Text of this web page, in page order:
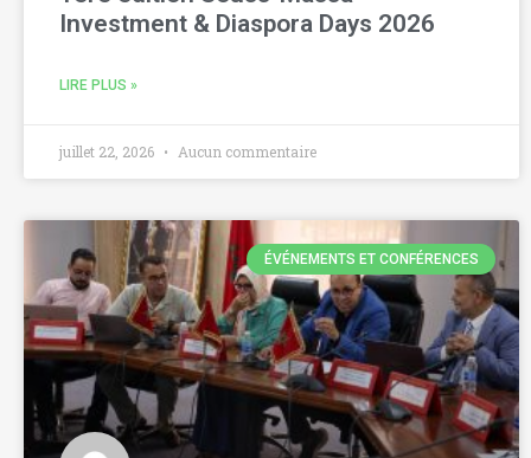
Investment & Diaspora Days 2026
LIRE PLUS »
juillet 22, 2026 Aucun commentaire
ÉVÉNEMENTS ET CONFÉRENCES